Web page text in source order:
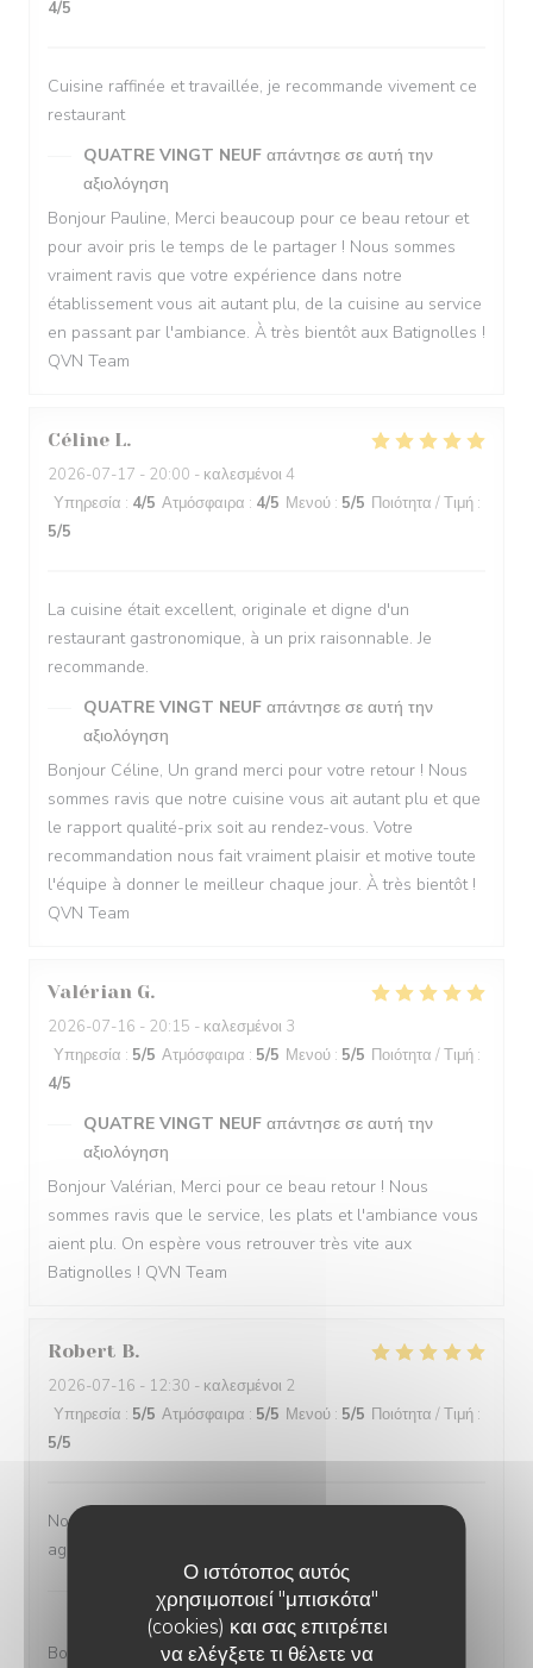
Ο ιστότοπος αυτός
χρησιμοποιεί "μπισκότα"
(cookies) και σας επιτρέπει
να ελέγξετε τι θέλετε να
4/5
Cuisine raffinée et travaillée, je recommande vivement ce
restaurant
QUATRE VINGT NEUF απάντησε σε αυτή την
αξιολόγηση
Bonjour Pauline, Merci beaucoup pour ce beau retour et
pour avoir pris le temps de le partager ! Nous sommes
vraiment ravis que votre expérience dans notre
établissement vous ait autant plu, de la cuisine au service
en passant par l'ambiance. À très bientôt aux Batignolles !
QVN Team
Céline L
2026-07-17 - 20:00 - καλεσμένοι 4
Υπηρεσία : 4/5 Ατμόσφαιρα : 4/5 Μενού : 5/5 Ποιότητα / Τιμή :
5/5
La cuisine était excellent, originale et digne d'un
restaurant gastronomique, à un prix raisonnable. Je
recommande.
QUATRE VINGT NEUF απάντησε σε αυτή την
αξιολόγηση
Bonjour Céline, Un grand merci pour votre retour ! Nous
sommes ravis que notre cuisine vous ait autant plu et que
le rapport qualité-prix soit au rendez-vous. Votre
recommandation nous fait vraiment plaisir et motive toute
l'équipe à donner le meilleur chaque jour. À très bientôt !
QVN Team
Valérian G
2026-07-16 - 20:15 - καλεσμένοι 3
Υπηρεσία : 5/5 Ατμόσφαιρα : 5/5 Μενού : 5/5 Ποιότητα / Τιμή :
4/5
QUATRE VINGT NEUF απάντησε σε αυτή την
αξιολόγηση
Bonjour Valérian, Merci pour ce beau retour ! Nous
sommes ravis que le service, les plats et l'ambiance vous
aient plu. On espère vous retrouver très vite aux
Batignolles ! QVN Team
Robert B
2026-07-16 - 12:30 - καλεσμένοι 2
Υπηρεσία : 5/5 Ατμόσφαιρα : 5/5 Μενού : 5/5 Ποιότητα / Τιμή :
5/5
Nourriture créative et délicieuse. Atmosphère calme et
agréable. À ne pas manquer.
QUATRE VINGT NEUF απάντησε σε αυτή την
αξιολόγηση
Bonjour Robert, Merci pour ce si beau retour ! C'est un